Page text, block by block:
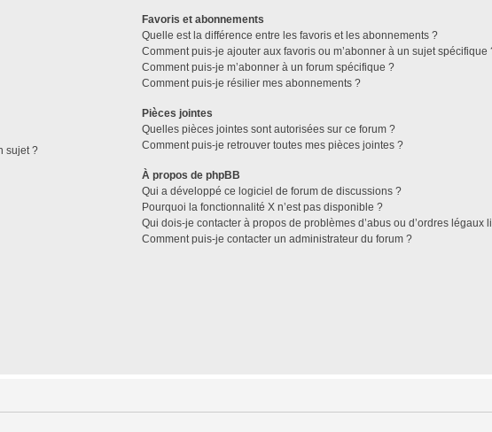
sujet ?
Favoris et abonnements
Quelle est la différence entre les favoris et les abonnements ?
Comment puis-je ajouter aux favoris ou m’abonner à un sujet spécifique
Comment puis-je m’abonner à un forum spécifique ?
Comment puis-je résilier mes abonnements ?
Pièces jointes
Quelles pièces jointes sont autorisées sur ce forum ?
Comment puis-je retrouver toutes mes pièces jointes ?
À propos de phpBB
Qui a développé ce logiciel de forum de discussions ?
Pourquoi la fonctionnalité X n’est pas disponible ?
Qui dois-je contacter à propos de problèmes d’abus ou d’ordres légaux
Comment puis-je contacter un administrateur du forum ?